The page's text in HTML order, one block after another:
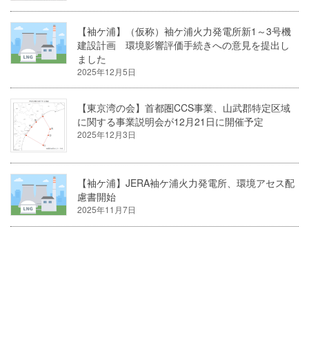
【袖ケ浦】（仮称）袖ケ浦火力発電所新1～3号機
建設計画 環境影響評価手続きへの意見を提出し
ました
2025年12月5日
【東京湾の会】首都圏CCS事業、山武郡特定区域
に関する事業説明会が12月21日に開催予定
2025年12月3日
【袖ケ浦】JERA袖ケ浦火力発電所、環境アセス配
慮書開始
2025年11月7日